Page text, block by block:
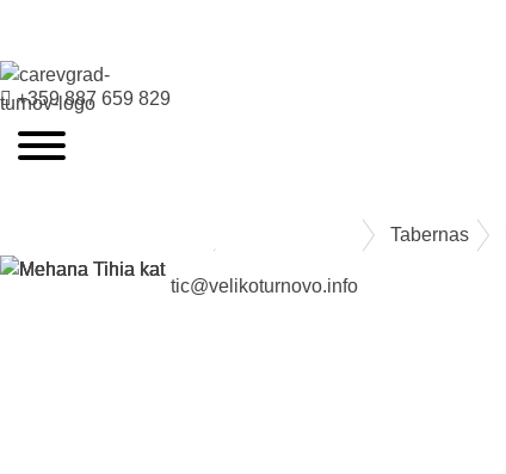
+359 887 659 829
tic@velikoturnovo.info
VELIKO TARNOVO - LA CAPITAL MEDIEVAL DE BULGARIA
Tabernas